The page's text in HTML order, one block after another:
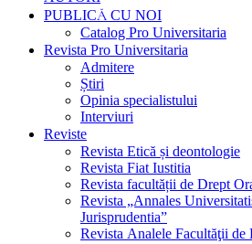
PUBLICĂ CU NOI
Catalog Pro Universitaria
Revista Pro Universitaria
Admitere
Știri
Opinia specialistului
Interviuri
Reviste
Revista Etică și deontologie
Revista Fiat Iustitia
Revista facultății de Drept
Revista „Annales
Jurisprudentia”
Revista Analele Facultăţii